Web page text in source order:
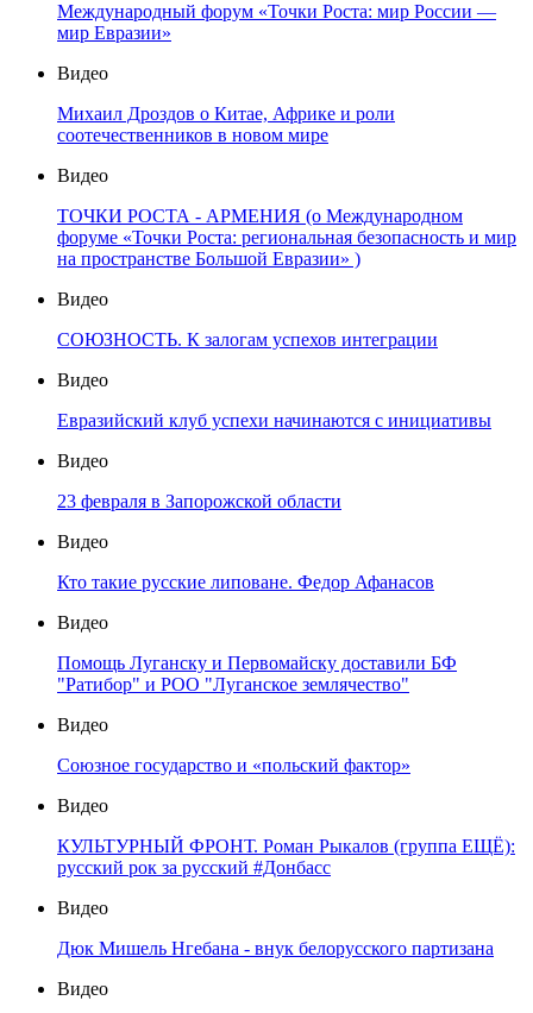
Международный форум «Точки Роста: мир России —
мир Евразии»
Видео
Михаил Дроздов о Китае, Африке и роли
соотечественников в новом мире
Видео
ТОЧКИ РОСТА - АРМЕНИЯ (о Международном
форуме «Точки Роста: региональная безопасность и мир
на пространстве Большой Евразии» )
Видео
СОЮЗНОСТЬ. К залогам успехов интеграции
Видео
Евразийский клуб успехи начинаются с инициативы
Видео
23 февраля в Запорожской области
Видео
Кто такие русские липоване. Федор Афанасов
Видео
Помощь Луганску и Первомайску доставили БФ
"Ратибор" и РОО "Луганское землячество"
Видео
Союзное государство и «польский фактор»
Видео
КУЛЬТУРНЫЙ ФРОНТ. Роман Рыкалов (группа ЕЩЁ):
русский рок за русский #Донбасс
Видео
Дюк Мишель Нгебана - внук белорусского партизана
Видео